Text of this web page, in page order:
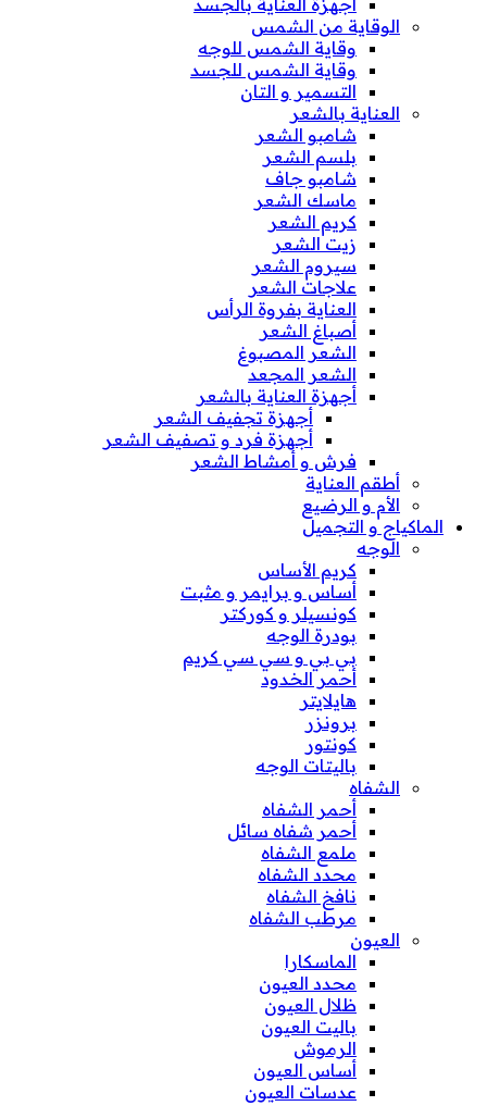
الوقاية من الشمس
وقاية الشمس للوجه
وقاية الشمس للجسد
التسمير و التان
العناية بالشعر
شامبو الشعر
بلسم الشعر
شامبو جاف
ماسك الشعر
كريم الشعر
زيت الشعر
سيروم الشعر
علاجات الشعر
العناية بفروة الرأس
أصباغ الشعر
الشعر المصبوغ
الشعر المجعد
أجهزة العناية بالشعر
أجهزة تجفيف الشعر
أجهزة فرد و تصفيف الشعر
فرش و أمشاط الشعر
أطقم العناية
الأم و الرضيع
الماكياج و التجميل
الوجه
كريم الأساس
أساس و برايمر و مثبت
كونسيلر و كوركتر
بودرة الوجه
بي بي و سي سي كريم
أحمر الخدود
هايلايتر
برونزر
كونتور
باليتات الوجه
الشفاه
أحمر الشفاه
أحمر شفاه سائل
ملمع الشفاه
محدد الشفاه
نافخ الشفاه
مرطب الشفاه
العيون
الماسكارا
محدد العيون
ظلال العيون
باليت العيون
الرموش
أساس العيون
عدسات العيون